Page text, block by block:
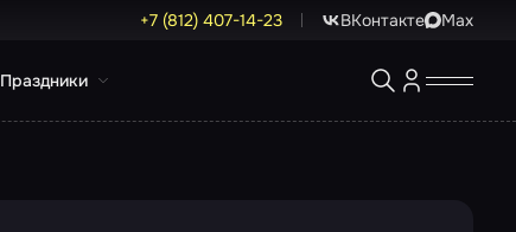
+7 (812) 407-14-23 ВКонтакте Max
Праздники